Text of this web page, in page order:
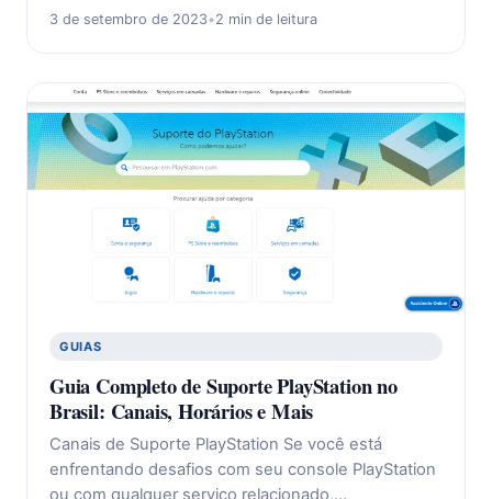
3 de setembro de 2023•2 min de leitura
GUIAS
Guia Completo de Suporte PlayStation no
Brasil: Canais, Horários e Mais
Canais de Suporte PlayStation Se você está
enfrentando desafios com seu console PlayStation
ou com qualquer serviço relacionado,…